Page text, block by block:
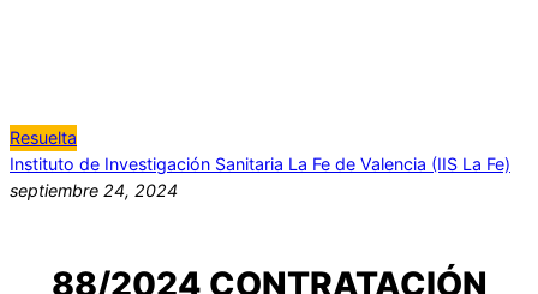
Resuelta
Instituto de Investigación Sanitaria La Fe de Valencia (IIS La Fe)
septiembre 24, 2024
88/2024 CONTRATACIÓN